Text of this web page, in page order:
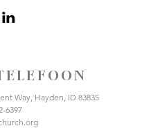
Way, Hayden, ID 83835
6397